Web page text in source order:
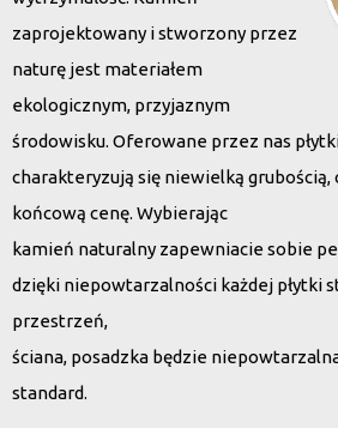
zaprojektowany i stworzony przez
naturę jest materiałem
ekologicznym, przyjaznym
środowisku. Oferowane przez nas
charakteryzują się niewielką grubością,
końcową cenę. Wybierając
kamień naturalny zapewniacie sobie
dzięki niepowtarzalności każdej płytki
przestrzeń,
ściana, posadzka będzie
standard.